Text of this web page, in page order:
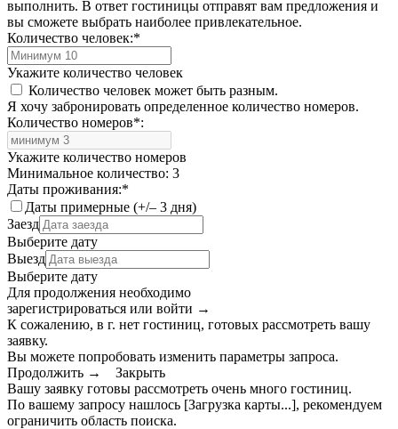
выполнить. В ответ гостиницы отправят вам предложения и
вы сможете выбрать наиболее привлекательное.
Количество человек:*
Укажите количество человек
Количество человек может быть разным.
Я хочу забронировать определенное количество номеров.
Количество номеров*:
Укажите количество номеров
Минимальное количество: 3
Даты проживания:*
Даты примерные (+/– 3 дня)
Заезд
Выберите дату
Выезд
Выберите дату
Для продолжения необходимо
зарегистрироваться или войти →
К сожалению, в г. нет гостиниц, готовых рассмотреть вашу
заявку.
Вы можете попробовать изменить параметры запроса.
Продолжить →
Закрыть
Вашу заявку готовы рассмотреть очень много гостиниц.
По вашему запросу нашлось [Загрузка карты...], рекомендуем
ограничить область поиска.